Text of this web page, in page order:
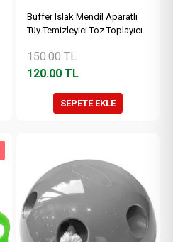
Buffer Islak Mendil Aparatlı
Tüy Temizleyici Toz Toplayıcı
150.00TL
120.00 TL
SEPETE EKLE